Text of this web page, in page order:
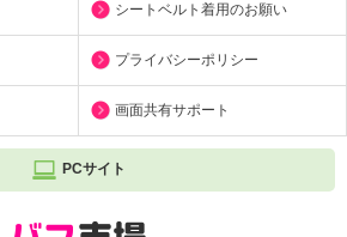
シートベルト着用のお願い
プライバシーポリシー
画面共有サポート
PCサイト